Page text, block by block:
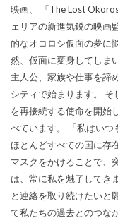
映画、 「The Lost
ェリアの新進気鋭の映
的なオコロシ仮面の夢に
然、仮面に変身してしま
主人公、家族や仕事を諦
シティで始まります。
を再接続する使命を開始
べています。 「私はいつ
ほとんどすべての国に存
マスクをかけることで、
は、常に私を魅了してき
と連絡を取り続けたいと
て私たちの過去とのつな